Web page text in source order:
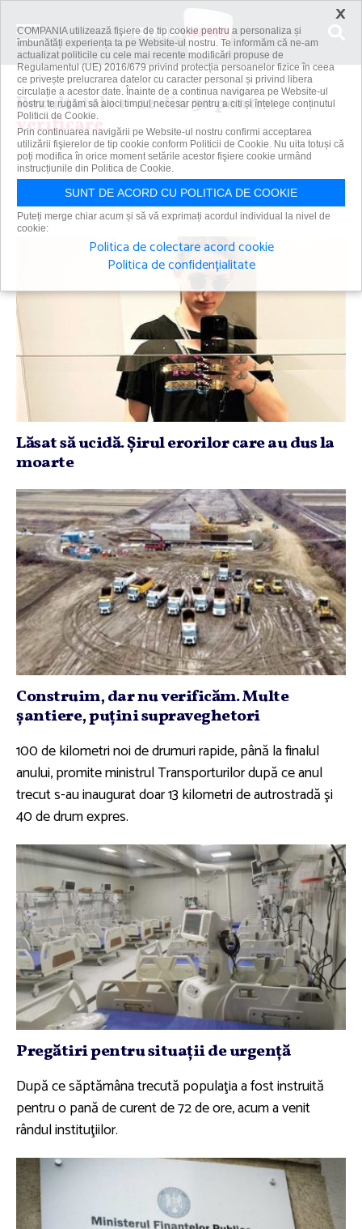
Rezultatele 1 - 12 din 30 pentru
verificare
Caută
Lăsat să ucidă. Şirul erorilor care au dus la
moarte
Construim, dar nu verificăm. Multe
şantiere, puţini supraveghetori
100 de kilometri noi de drumuri rapide, până la finalul
anului, promite ministrul Transporturilor după ce anul
trecut s-au inaugurat doar 13 kilometri de autrostradă şi
40 de drum expres.
Pregătiri pentru situaţii de urgenţă
După ce săptămâna trecută populaţia a fost instruită
pentru o pană de curent de 72 de ore, acum a venit
rândul instituţiilor.
×
COMPANIA utilizează fişiere de tip cookie pentru a personaliza și
îmbunătăți experiența ta pe Website-ul nostru. Te informăm că ne-am
actualizat politicile cu cele mai recente modificări propuse de
Regulamentul (UE) 2016/679 privind protecția persoanelor fizice în ceea
ce privește prelucrarea datelor cu caracter personal și privind libera
circulație a acestor date. Înainte de a continua navigarea pe Website-ul
nostru te rugăm să aloci timpul necesar pentru a citi și înțelege conținutul
Politicii de Cookie.
Prin continuarea navigării pe Website-ul nostru confirmi acceptarea
utilizării fişierelor de tip cookie conform Politicii de Cookie. Nu uita totuși că
poți modifica în orice moment setările acestor fişiere cookie urmând
instrucțiunile din Politica de Cookie.
SUNT DE ACORD CU POLITICA DE COOKIE
Puteți merge chiar acum și să vă exprimați acordul individual la nivel de
cookie:
Politica de colectare acord cookie
Politica de confidențialitate